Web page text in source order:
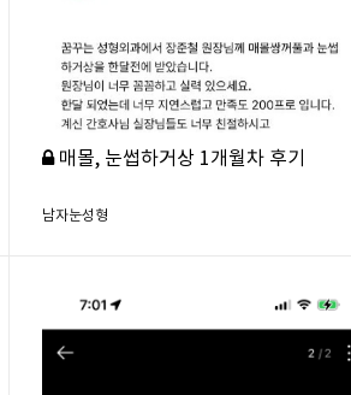
매몰, 눈썹하거상 1개월차 후기
남자눈성형